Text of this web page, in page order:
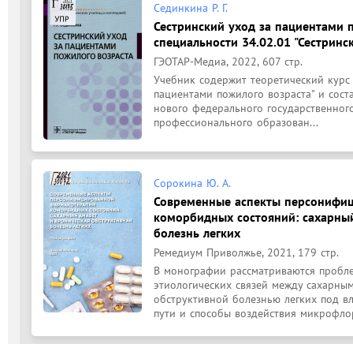
Сединкина Р. Г.
Сестринский уход за пациентами
специальности 34.02.01
ГЭОТАР-Медиа, 2022, 607 стр.
Учебник содержит теоретический
пациентами пожилого возраста" и
нового федерального
профессионального образован...
Сорокина Ю. А.
Современные аспекты
коморбидных состояний:
болезнь легких
Ремедиум Приволжье, 2021, 179 стр.
В монографии рассматриваются
этиологических связей между
обструктивной болезнью легких под
пути и способы воздействия